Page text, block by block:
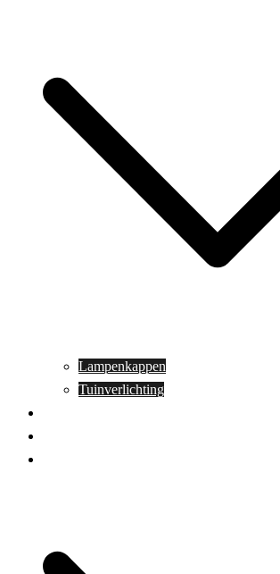
Lampenkappen
Tuinverlichting